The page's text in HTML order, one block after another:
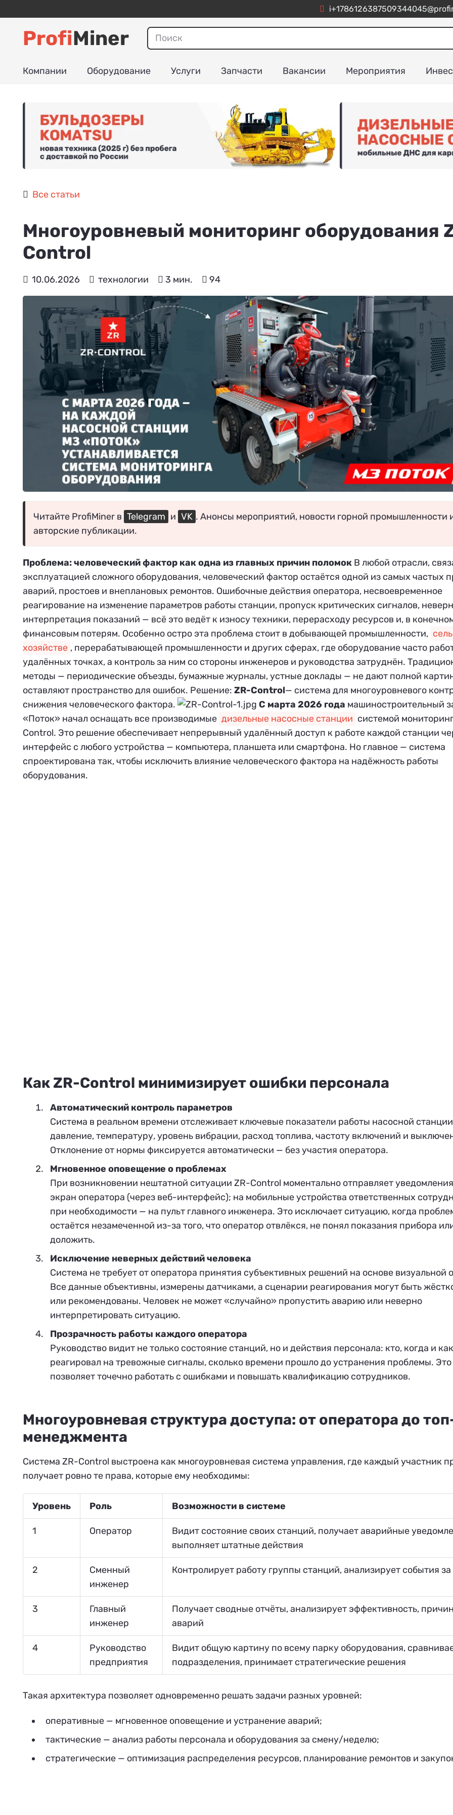
ProfiMiner
Компании Оборудование Услуги Запчасти Вакансии Мероприятия
Все статьи
Многоуровневый мониторинг оборудования
Control
10.06.2026 технологии 3 мин. 94
Читайте ProfiMiner в Telegram и VK . Анонсы мероприятий, новости горной промышленности
авторские публикации.
Проблема: человеческий фактор как одна из главных причин поломок В любой отрасли,
эксплуатацией сложного оборудования, человеческий фактор остаётся одной из самых частых
аварий, простоев и внеплановых ремонтов. Ошибочные действия оператора, несвоевременное
реагирование на изменение параметров работы станции, пропуск критических сигналов,
интерпретация показаний — всё это ведёт к износу техники, перерасходу ресурсов и, в
финансовым потерям. Особенно остро эта проблема стоит в добывающей промышленности,
хозяйстве , перерабатывающей промышленности и других сферах, где оборудование часто
удалённых точках, а контроль за ним со стороны инженеров и руководства затруднён.
методы — периодические объезды, бумажные журналы, устные доклады — не дают полной
оставляют пространство для ошибок. Решение: ZR-Control— система для многоуровневого
снижения человеческого фактора.
С марта 2026 года машиностроительный
«Поток» начал оснащать все производимые дизельные насосные станции системой
Control. Это решение обеспечивает непрерывный удалённый доступ к работе каждой станции
интерфейс с любого устройства — компьютера, планшета или смартфона. Но главное — система
спроектирована так, чтобы исключить влияние человеческого фактора на надёжность работы
оборудования.
Как ZR-Control минимизирует ошибки персонала
Автоматический контроль параметров
Система в реальном времени отслеживает ключевые показатели работы насосной
давление, температуру, уровень вибрации, расход топлива, частоту включений и
Отклонение от нормы фиксируется автоматически — без участия оператора.
Мгновенное оповещение о проблемах
При возникновении нештатной ситуации ZR-Control моментально отправляет
экран оператора (через веб-интерфейс); на мобильные устройства ответственных
при необходимости — на пульт главного инженера. Это исключает ситуацию, когда
остаётся незамеченной из-за того, что оператор отвлёкся, не понял показания прибора
доложить.
Исключение неверных действий человека
Система не требует от оператора принятия субъективных решений на основе визуальной
Все данные объективны, измерены датчиками, а сценарии реагирования могут быть
или рекомендованы. Человек не может «случайно» пропустить аварию или неверно
интерпретировать ситуацию.
Прозрачность работы каждого оператора
Руководство видит не только состояние станций, но и действия персонала: кто, когда и как
реагировал на тревожные сигналы, сколько времени прошло до устранения проблемы. Это
позволяет точечно работать с ошибками и повышать квалификацию сотрудников.
Многоуровневая структура доступа: от оператора до
менеджмента
Система ZR-Control выстроена как многоуровневая система управления, где каждый участник
получает ровно те права, которые ему необходимы:
Уровень Роль Возможности в системе
1 Оператор
Видит состояние своих станций, получает аварийные
выполняет штатные действия
2
Сменный
инженер
Контролирует работу группы станций, анализирует события
3
Главный
инженер
Получает сводные отчёты, анализирует эффективность,
аварий
4
Руководство
предприятия
Видит общую картину по всему парку оборудования,
подразделения, принимает стратегические решения
Такая архитектура позволяет одновременно решать задачи разных уровней:
оперативные — мгновенное оповещение и устранение аварий;
тактические — анализ работы персонала и оборудования за смену/неделю;
стратегические — оптимизация распределения ресурсов, планирование ремонтов и